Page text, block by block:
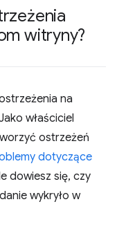
witryny?
na
właściciel
ostrzeżeń
dotyczące
dowiesz się, czy
wykryło w